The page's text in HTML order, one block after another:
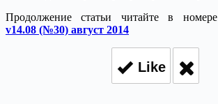
Продолжение статьи читайте в номере
v14.08 (№30) август 2014
Like